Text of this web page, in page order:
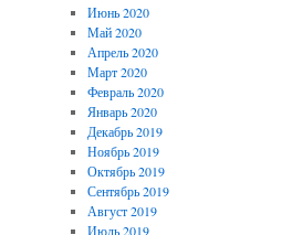
Июнь 2020
Май 2020
Апрель 2020
Март 2020
Февраль 2020
Январь 2020
Декабрь 2019
Ноябрь 2019
Октябрь 2019
Сентябрь 2019
Август 2019
Июль 2019